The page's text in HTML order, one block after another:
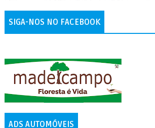
SIGA-NOS NO FACEBOOK
ADS AUTOMÓVEIS